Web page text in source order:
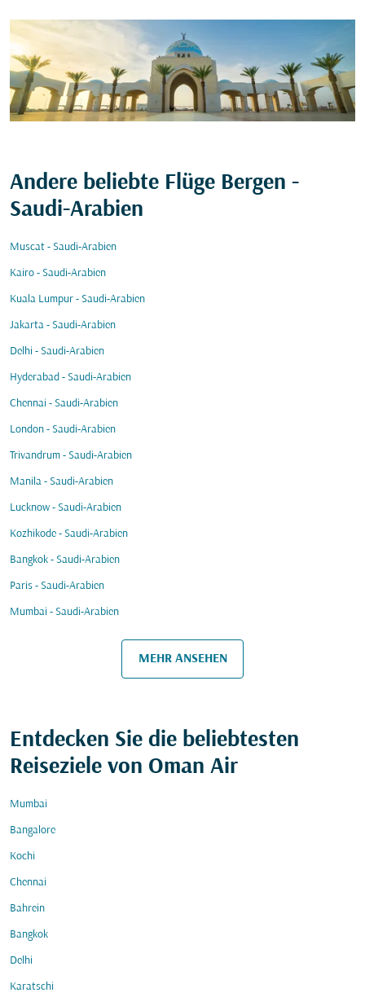
Andere beliebte Flüge Bergen -
Saudi-Arabien
Muscat - Saudi-Arabien
Kairo - Saudi-Arabien
Kuala Lumpur - Saudi-Arabien
Jakarta - Saudi-Arabien
Delhi - Saudi-Arabien
Hyderabad - Saudi-Arabien
Chennai - Saudi-Arabien
London - Saudi-Arabien
Trivandrum - Saudi-Arabien
Manila - Saudi-Arabien
Lucknow - Saudi-Arabien
Kozhikode - Saudi-Arabien
Bangkok - Saudi-Arabien
Paris - Saudi-Arabien
Mumbai - Saudi-Arabien
MEHR ANSEHEN
Entdecken Sie die beliebtesten
Reiseziele von Oman Air
Mumbai
Bangalore
Kochi
Chennai
Bahrein
Bangkok
Delhi
Karatschi